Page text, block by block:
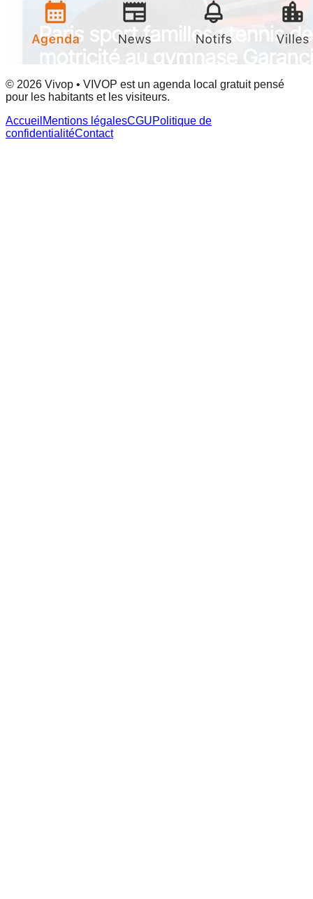
© 2026 Vivop • VIVOP est un agenda local gratuit pensé
pour les habitants et les visiteurs.
Accueil Mentions légalesCGUPolitique de
confidentialitéContact